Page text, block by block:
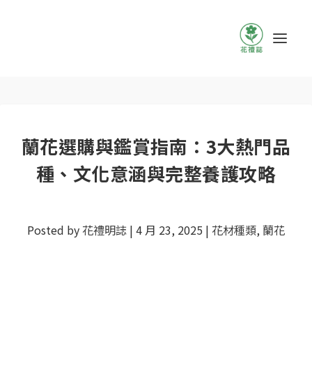
蘭花選購與鑑賞指南：3大熱門品
種、文化意涵與完整養護攻略
Posted by 花禮明誌 | 4 月 23, 2025 | 花材種類,蘭花